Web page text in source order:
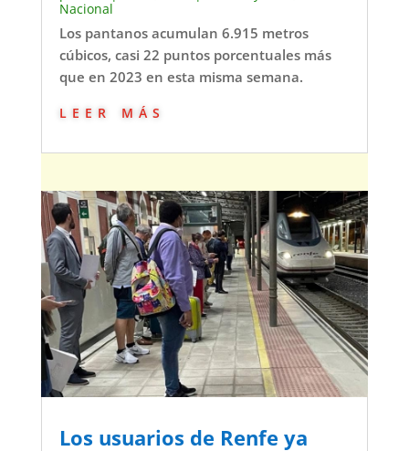
Nacional
Los pantanos acumulan 6.915 metros
cúbicos, casi 22 puntos porcentuales más
que en 2023 en esta misma semana.
leer más
Los usuarios de Renfe ya